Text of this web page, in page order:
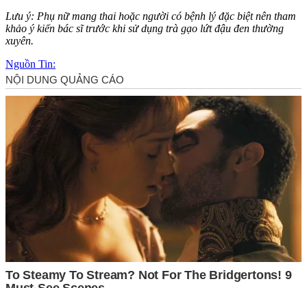
Lưu ý: Phụ nữ mang thai hoặc người có bệnh lý đặc biệt nên tham
khảo ý kiến bác sĩ trước khi sử dụng trà gạo lứt đậu đen thường
xuyên.
Nguồn Tin: